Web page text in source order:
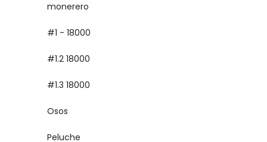
monerero
#1 - 18000
#1.2 18000
#1.3 18000
Osos
Peluche